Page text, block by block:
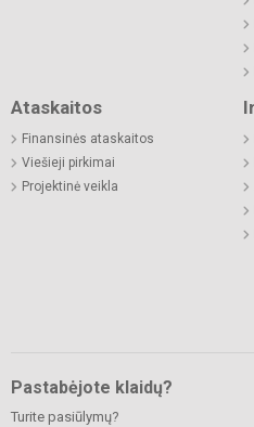
Ataskaitos
Finansinės ataskaitos
Viešieji pirkimai
Projektinė veikla
Pastabėjote klaidų?
Turite pasiūlymų?